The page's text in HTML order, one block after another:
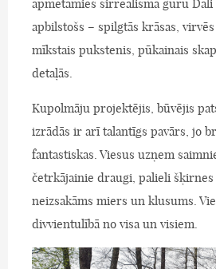
apmetāmies sirreālisma guru
apbilstošs – spilgtās krāsas,
mīkstais pukstenis, pūkainais
detaļās.
Kupolmāju projektējis, būvējis
izrādās ir arī talantīgs pavārs, jo
fantastiskas. Viesus uzņem
četrkājainie draugi, palieli
neizsakāms miers un klusums.
divvientulībā no visa un visiem.